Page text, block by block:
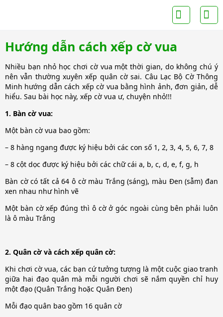
Hướng dẫn cách xếp cờ vua
Nhiều bạn nhỏ học chơi cờ vua một thời gian, do không chú ý
nên vẫn thường xuyên xếp quân cờ sai. Câu Lạc Bộ Cờ Thông
Minh hướng dẫn cách xếp cờ vua bằng hình ảnh, đơn giản, dễ
hiểu. Sau bài học này, xếp cờ vua ư, chuyện nhỏ!!!
1. Bàn cờ vua:
Một bàn cờ vua bao gồm:
– 8 hàng ngang được ký hiệu bởi các con số 1, 2, 3, 4, 5, 6, 7, 8
– 8 cột dọc được ký hiệu bởi các chữ cái a, b, c, d, e, f, g, h
Bàn cờ có tất cả 64 ô cờ màu Trắng (sáng), màu Đen (sẫm) đan
xen nhau như hình vẽ
Một bàn cờ xếp đúng thì ô cờ ở góc ngoài cùng bên phải luôn
là ô màu Trắng
2. Quân cờ và cách xếp quân cờ:
Khi chơi cờ vua, các bạn cứ tưởng tượng là một cuộc giao tranh
giữa hai đạo quân mà mỗi người chơi sẽ nắm quyền chỉ huy
một đạo (Quân Trắng hoặc Quân Đen)
Mỗi đạo quân bao gồm 16 quân cờ